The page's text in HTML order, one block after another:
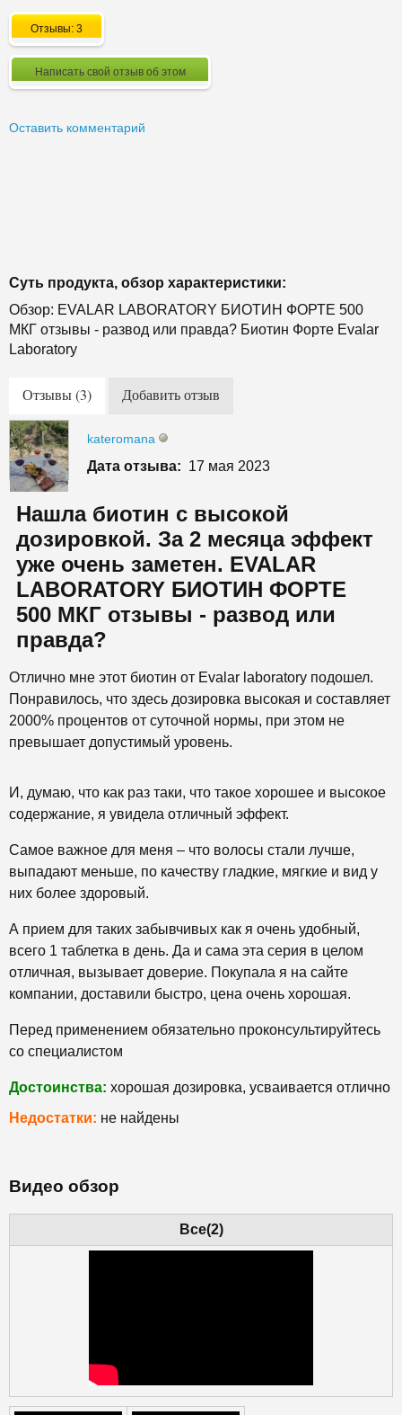
Отзывы: 3
Написать свой отзыв об этом
Оставить комментарий
Суть продукта, обзор характеристики:
Обзор: EVALAR LABORATORY БИОТИН ФОРТЕ 500
МКГ отзывы - развод или правда? Биотин Форте Evalar
Laboratory
Отзывы (3) Добавить отзыв
kateromana
Дата отзыва: 17 мая 2023
Нашла биотин с высокой
дозировкой. За 2 месяца эффект
уже очень заметен. EVALAR
LABORATORY БИОТИН ФОРТЕ
500 МКГ отзывы - развод или
правда?
Отлично мне этот биотин от Evalar laboratory подошел.
Понравилось, что здесь дозировка высокая и составляет
2000% процентов от суточной нормы, при этом не
превышает допустимый уровень.
И, думаю, что как раз таки, что такое хорошее и высокое
содержание, я увидела отличный эффект.
Самое важное для меня – что волосы стали лучше,
выпадают меньше, по качеству гладкие, мягкие и вид у
них более здоровый.
А прием для таких забывчивых как я очень удобный,
всего 1 таблетка в день. Да и сама эта серия в целом
отличная, вызывает доверие. Покупала я на сайте
компании, доставили быстро, цена очень хорошая.
Перед применением обязательно проконсультируйтесь
со специалистом
Достоинства: хорошая дозировка, усваивается отлично
Недостатки: не найдены
Видео обзор
Все(2)